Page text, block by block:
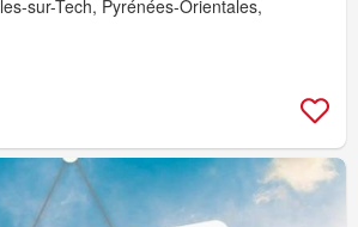
sur-Tech, Pyrénées-Orientales,